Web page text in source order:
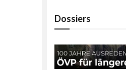
Dossiers